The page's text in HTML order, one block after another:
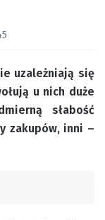
uzależniają się
u nich duże
słabość
zakupów, inni –